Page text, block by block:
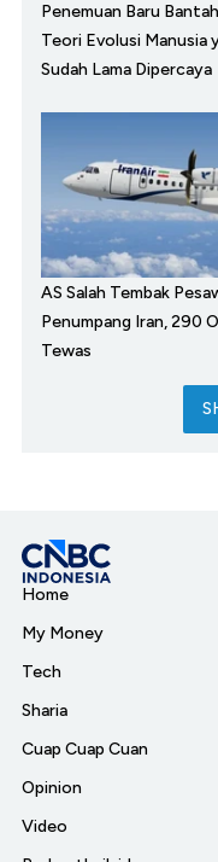
Penemuan Baru Bantah
Teori Evolusi Manusia
Sudah Lama Dipercaya
AS Salah Tembak
Penumpang Iran, 290
Tewas
Home
My Money
Tech
Sharia
Cuap Cuap Cuan
Opinion
Video